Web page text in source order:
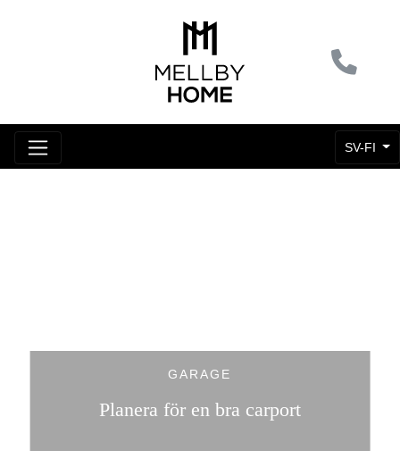
SV-FI
GARAGE
Planera för en bra carport